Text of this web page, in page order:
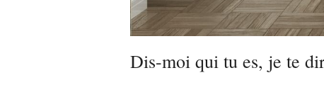
Dis-moi qui tu es, je te